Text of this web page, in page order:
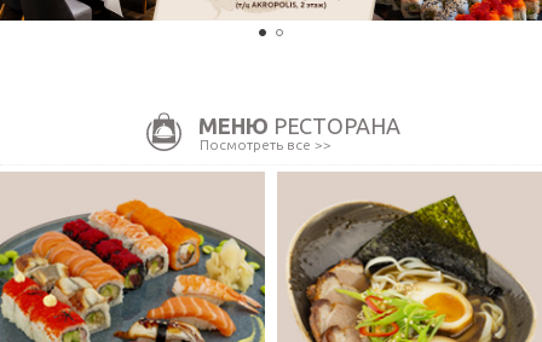
МЕНЮ РЕСТОРАНА
Посмотреть все >>